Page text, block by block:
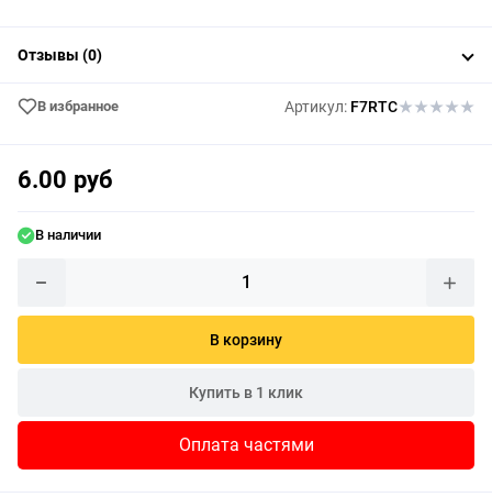
Отзывы (0)
В избранное Артикул: F7RTC
6.00 руб
В наличии
В корзину
Купить в 1 клик
Оплата частями